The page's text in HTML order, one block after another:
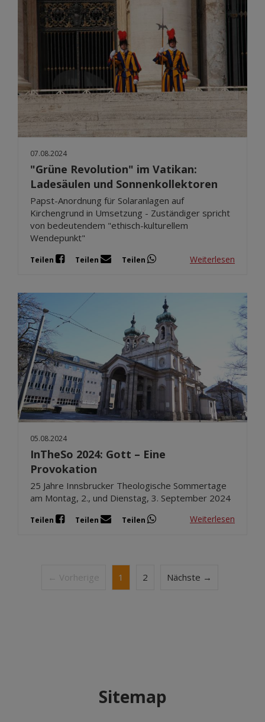
07.08.2024
"Grüne Revolution" im Vatikan:
Ladesäulen und Sonnenkollektoren
Papst-Anordnung für Solaranlagen auf
Kirchengrund in Umsetzung - Zuständiger spricht
von bedeutendem "ethisch-kulturellem
Wendepunkt"
Teilen Teilen Teilen Weiterlesen
05.08.2024
InTheSo 2024: Gott – Eine
Provokation
25 Jahre Innsbrucker Theologische Sommertage
am Montag, 2., und Dienstag, 3. September 2024
Teilen Teilen Teilen Weiterlesen
← Vorherige 1 2 Nächste →
Sitemap